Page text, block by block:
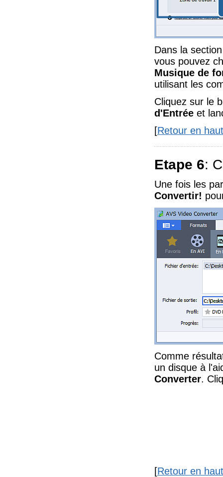
Dans la
vous pouvez
Musique de
utilisant les
Cliquez sur le
d'Entrée et
[Retour en haut
Etape 6:
Une fois les
Convertir!
Comme
un disque à
Converter.
[Retour en haut